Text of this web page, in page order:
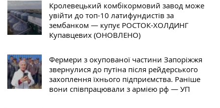
Кролевецький комбікормовий завод може
увійти до топ-10 латифундистів за
зембанком — купує РОСТОК-ХОЛДИНГ
Купавцевих (ОНОВЛЕНО)
Фермери з окупованої частини Запоріжжя
звернулися до путіна після рейдерського
захоплення їхнього підприємства. Раніше
вони співпрацювали з армією рф — УП